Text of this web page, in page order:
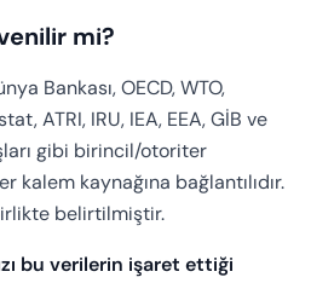
mi?
Bankası, OECD, WTO,
ATRI, IRU, IEA, EEA, GİB ve
gibi birincil/otoriter
kalem kaynağına bağlantılıdır.
belirtilmiştir.
bu verilerin işaret ettiği